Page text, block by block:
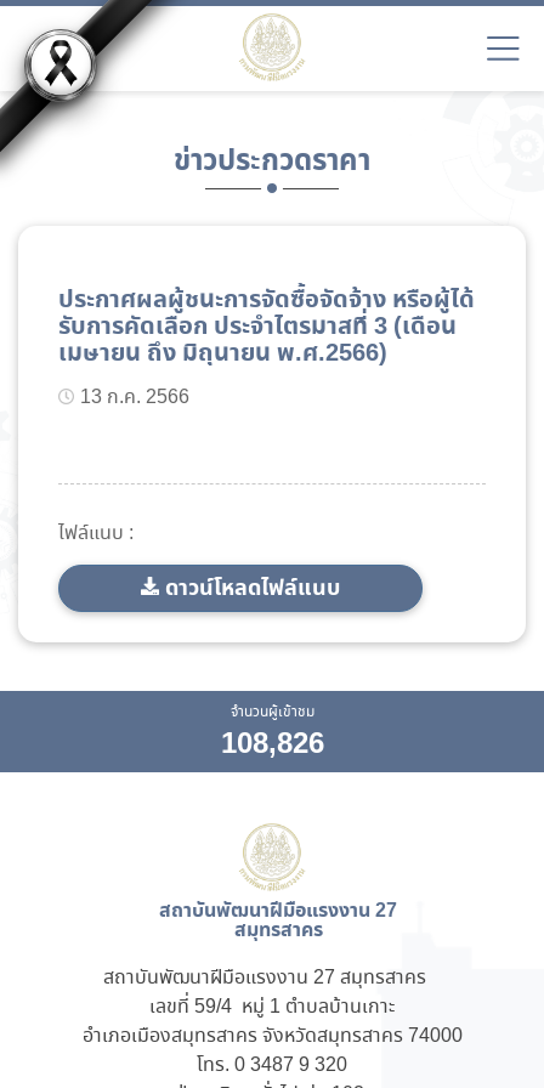
ข่าวประกวดราคา
ประกาศผลผู้ชนะการจัดซื้อจัดจ้าง หรือผู้ได้
รับการคัดเลือก ประจำไตรมาสที่ 3 (เดือน
เมษายน ถึง มิถุนายน พ.ศ.2566)
13 ก.ค. 2566
ไฟล์แนบ :
ดาวน์โหลดไฟล์แนบ
จำนวนผู้เข้าชม
108,826
สถาบันพัฒนาฝีมือแรงงาน 27
สมุทรสาคร
สถาบันพัฒนาฝีมือแรงงาน 27 สมุทรสาคร
เลขที่ 59/4 หมู่ 1 ตำบลบ้านเกาะ
อำเภอเมืองสมุทรสาคร จังหวัดสมุทรสาคร 74000
โทร. 0 3487 9 320